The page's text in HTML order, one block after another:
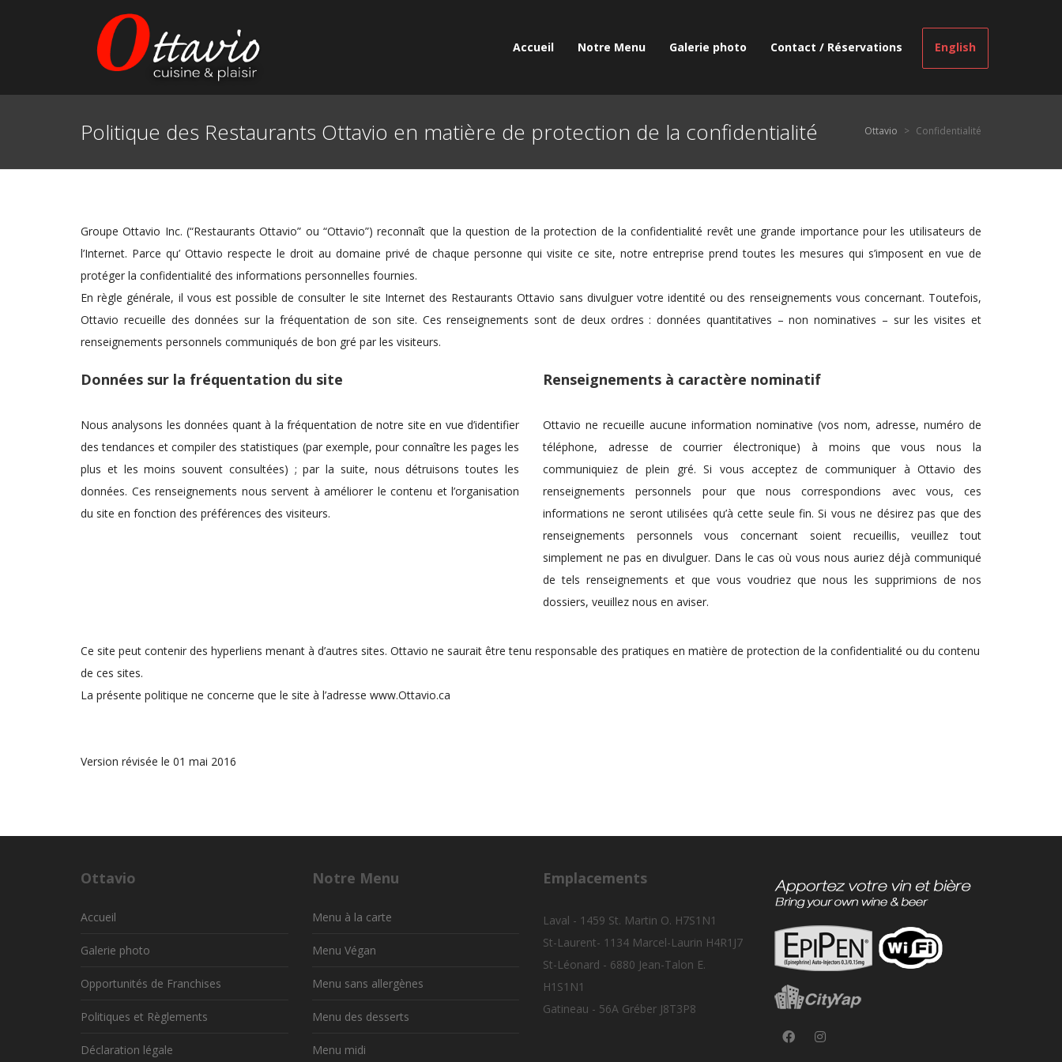
Accueil Notre Menu Galerie photo Contact / Réservations English
Politique des Restaurants Ottavio en matière de protection de la confidentialité Ottavio > Confidentialité
Groupe Ottavio Inc. (“Restaurants Ottavio” ou “Ottavio”) reconnaît que la question de la protection de la confidentialité revêt une grande importance pour les utilisateurs de
l’Internet. Parce qu’ Ottavio respecte le droit au domaine privé de chaque personne qui visite ce site, notre entreprise prend toutes les mesures qui s’imposent en vue de
protéger la confidentialité des informations personnelles fournies.
En règle générale, il vous est possible de consulter le site Internet des Restaurants Ottavio sans divulguer votre identité ou des renseignements vous concernant. Toutefois,
Ottavio recueille des données sur la fréquentation de son site. Ces renseignements sont de deux ordres : données quantitatives – non nominatives – sur les visites et
renseignements personnels communiqués de bon gré par les visiteurs.
Données sur la fréquentation du site
Nous analysons les données quant à la fréquentation de notre site en vue d’identifier
des tendances et compiler des statistiques (par exemple, pour connaître les pages les
plus et les moins souvent consultées) ; par la suite, nous détruisons toutes les
données. Ces renseignements nous servent à améliorer le contenu et l’organisation
du site en fonction des préférences des visiteurs.
Renseignements à caractère nominatif
Ottavio ne recueille aucune information nominative (vos nom, adresse, numéro de
téléphone, adresse de courrier électronique) à moins que vous nous la
communiquiez de plein gré. Si vous acceptez de communiquer à Ottavio des
renseignements personnels pour que nous correspondions avec vous, ces
informations ne seront utilisées qu’à cette seule fin. Si vous ne désirez pas que des
renseignements personnels vous concernant soient recueillis, veuillez tout
simplement ne pas en divulguer. Dans le cas où vous nous auriez déjà communiqué
de tels renseignements et que vous voudriez que nous les supprimions de nos
dossiers, veuillez nous en aviser.
Ce site peut contenir des hyperliens menant à d’autres sites. Ottavio ne saurait être tenu responsable des pratiques en matière de protection de la confidentialité ou du contenu
de ces sites.
La présente politique ne concerne que le site à l’adresse www.Ottavio.ca
Version révisée le 01 mai 2016
Ottavio
Accueil
Galerie photo
Opportunités de Franchises
Politiques et Règlements
Déclaration légale
Notre Menu
Menu à la carte
Menu Végan
Menu sans allergènes
Menu des desserts
Menu midi
Emplacements
Laval - 1459 St. Martin O. H7S1N1
St-Laurent- 1134 Marcel-Laurin H4R1J7
St-Léonard - 6880 Jean-Talon E.
H1S1N1
Gatineau - 56A Gréber J8T3P8
EN
Plan an event at Ottavio